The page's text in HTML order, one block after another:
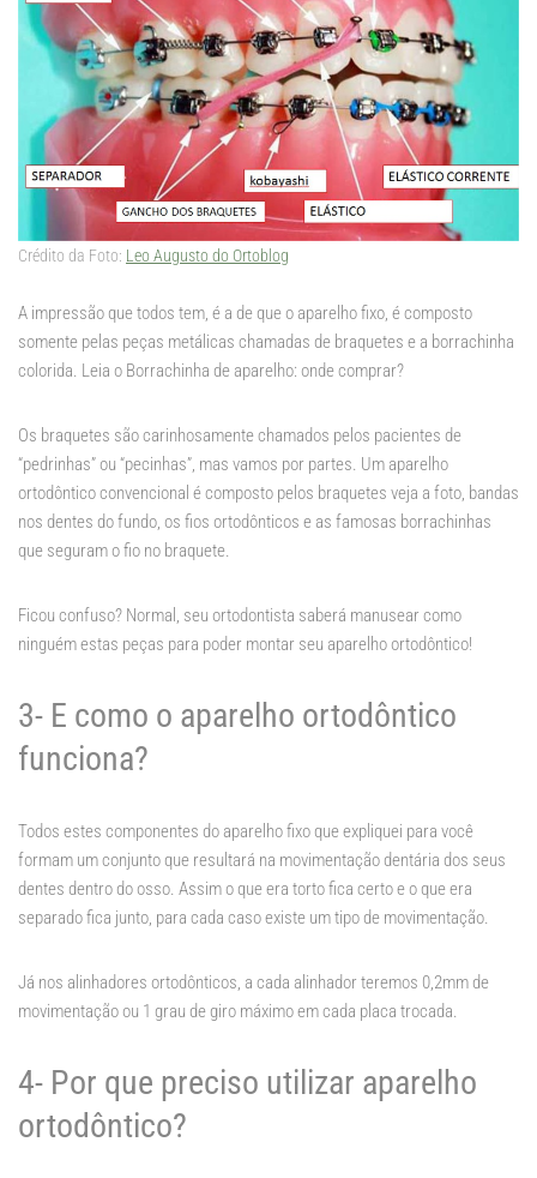
Crédito da Foto: Leo Augusto do Ortoblog
A impressão que todos tem, é a de que o aparelho fixo, é composto
somente pelas peças metálicas chamadas de braquetes e a borrachinha
colorida. Leia o Borrachinha de aparelho: onde comprar?
Os braquetes são carinhosamente chamados pelos pacientes de
“pedrinhas” ou “pecinhas”, mas vamos por partes. Um aparelho
ortodôntico convencional é composto pelos braquetes veja a foto, bandas
nos dentes do fundo, os fios ortodônticos e as famosas borrachinhas
que seguram o fio no braquete.
Ficou confuso? Normal, seu ortodontista saberá manusear como
ninguém estas peças para poder montar seu aparelho ortodôntico!
3- E como o aparelho ortodôntico
funciona?
Todos estes componentes do aparelho fixo que expliquei para você
formam um conjunto que resultará na movimentação dentária dos seus
dentes dentro do osso. Assim o que era torto fica certo e o que era
separado fica junto, para cada caso existe um tipo de movimentação.
Já nos alinhadores ortodônticos, a cada alinhador teremos 0,2mm de
movimentação ou 1 grau de giro máximo em cada placa trocada.
4- Por que preciso utilizar aparelho
ortodôntico?